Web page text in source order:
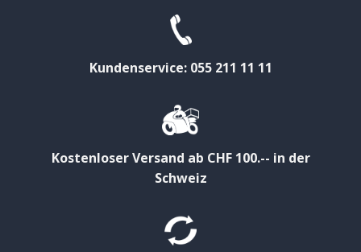
Kundenservice: 055 211 11 11
Kostenloser Versand ab CHF 100.-- in der
Schweiz